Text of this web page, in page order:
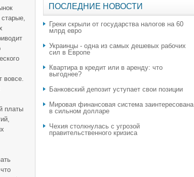
вовсе.
платы
ПОСЛЕДНИЕ НОВОСТИ
Греки скрыли от государства налогов на 60
млрд евро
Украинцы - одна из самых дешевых рабочих
сил в Европе
Квартира в кредит или в аренду: что
выгоднее?
​Банковский депозит уступает свои позиции
Мировая финансовая система заинтересована
в сильном долларе
Чехия столкнулась с угрозой
правительственного кризиса